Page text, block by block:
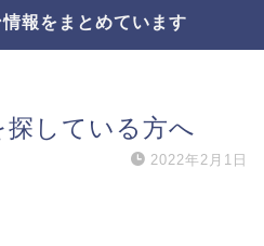
報をまとめています
している方へ
2022年2月1日